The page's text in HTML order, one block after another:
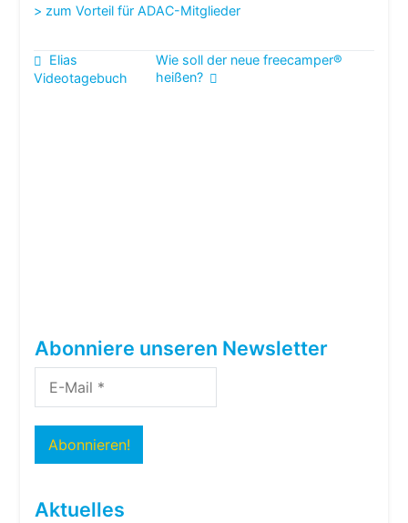
> zum Vorteil für ADAC-Mitglieder
Beitragsnavigation
Elias
Videotagebuch
Wie soll der neue freecamper®
heißen?
Abonniere unseren Newsletter
Aktuelles